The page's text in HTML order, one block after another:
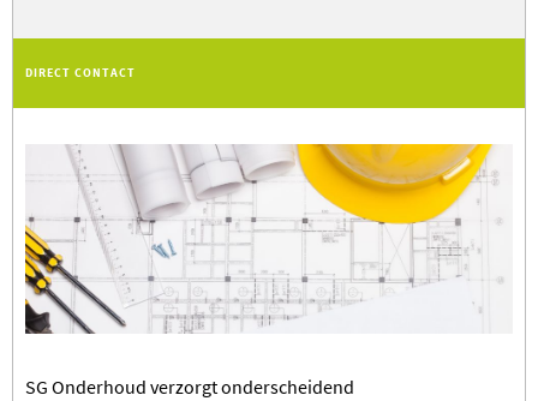
DIRECT CONTACT
SG Onderhoud verzorgt onderscheidend